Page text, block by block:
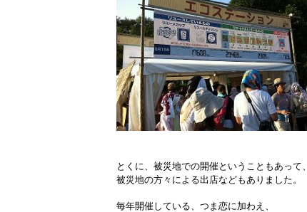
とくに、被災地での開催ということもあって、
被災地の方々による出店などもありました。
毎年開催している、つま恋に加わえ、